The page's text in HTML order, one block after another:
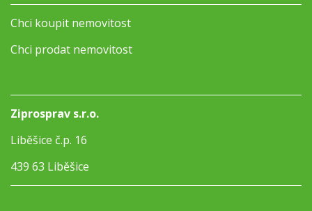
Chci koupit nemovitost
Chci prodat nemovitost
Ziprosprav s.r.o.
Liběšice č.p. 16
439 63 Liběšice